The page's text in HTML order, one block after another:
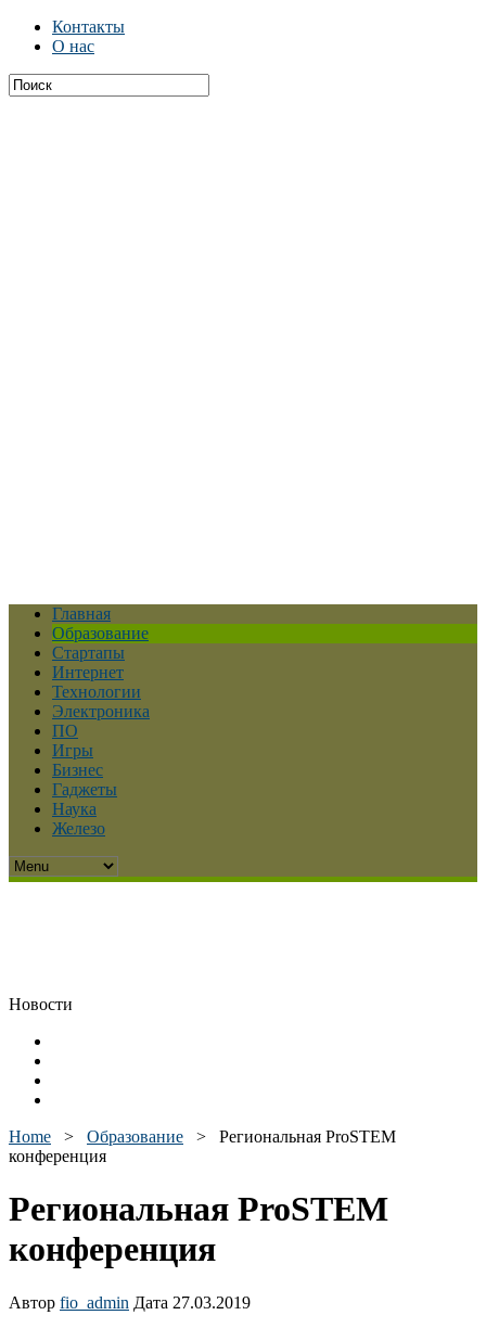
Контакты
О нас
Главная
Образование
Стартапы
Интернет
Технологии
Электроника
ПО
Игры
Бизнес
Гаджеты
Наука
Железо
Новости
Home > Образование > Региональная ProSTEM
конференция
Региональная ProSTEM
конференция
Автор fio_admin Дата 27.03.2019